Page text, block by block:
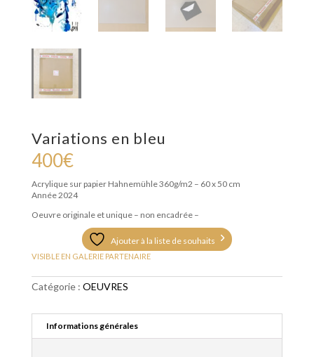
Variations en bleu
400€
Acrylique sur papier Hahnemühle 360g/m2 – 60 x 50 cm
Année 2024
Oeuvre originale et unique – non encadrée –
Ajouter à la liste de souhaits
VISIBLE EN GALERIE PARTENAIRE
Catégorie : OEUVRES
Informations générales